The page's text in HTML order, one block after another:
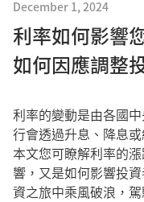
December 1, 2024
利率如何影響
如何因應調整
利率的變動是由各國
行會透過升息、降息
本文您可瞭解利率的
響，又是如何影響投
資之旅中乘風破浪，